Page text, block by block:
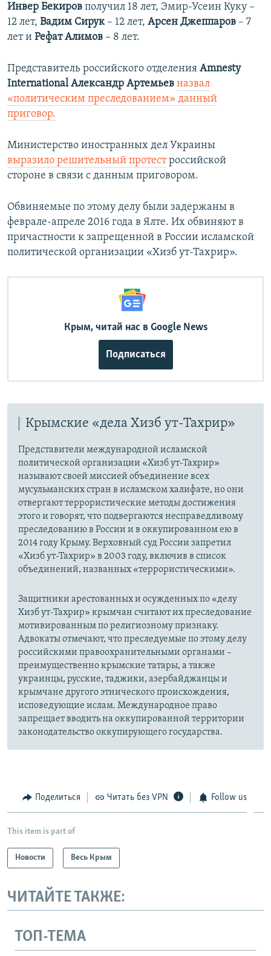
Инвер Бекиров получил 18 лет, Эмир-Усеин Куку –
12 лет, Вадим Сирук – 12 лет, Арсен Джеппаров – 7
лет и Рефат Алимов – 8 лет.
Представитель российского отделения Amnesty
International Александр Артемьев назвал
«политическим преследованием» данный
приговор.
Министерство иностранных дел Украины
выразило решительный протестроссийской
стороне в связи с данным приговором.
Обвиняемые по этому делу были задержаны в
феврале-апреле 2016 года в Ялте. Их обвиняют в
причастности к запрещенной в России исламской
политической организации «Хизб ут-Тахрир».
Крым, читай нас в Google News
Подписаться
Крымские «дела Хизб ут-Тахрир»
Представители международной исламской
политической организации «Хизб ут-Тахрир»
называют своей миссией объединение всех
мусульманских стран в исламском халифате, но они
отвергают террористические методы достижения
этого и говорят, что подвергаются несправедливому
преследованию в России и в оккупированном ею в
2014 году Крыму. Верховный суд России запретил
«Хизб ут-Тахрир» в 2003 году, включив в список
объединений, названных «террористическими».
Защитники арестованных и осужденных по «делу
Хизб ут-Тахрир» крымчан считают их преследование
мотивированным по религиозному признаку.
Адвокаты отмечают, что преследуемые по этому делу
российскими правоохранительными органами –
преимущественно крымские татары, а также
украинцы, русские, таджики, азербайджанцы и
крымчане другого этнического происхождения,
исповедующие ислам. Международное право
запрещает вводить на оккупированной территории
законодательство оккупирующего государства.
Поделиться Читать без VPN Follow us
This item is part of
Новости Весь Крым
ЧИТАЙТЕ ТАКЖЕ:
ТОП-ТЕМА